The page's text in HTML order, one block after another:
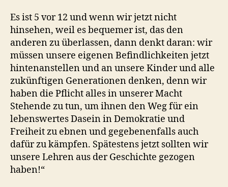
Es ist 5 vor 12 und wenn wir jetzt nicht
hinsehen, weil es bequemer ist, das den
anderen zu überlassen, dann denkt daran: wir
müssen unsere eigenen Befindlichkeiten jetzt
hintenanstellen und an unsere Kinder und alle
zukünftigen Generationen denken, denn wir
haben die Pflicht alles in unserer Macht
Stehende zu tun, um ihnen den Weg für ein
lebenswertes Dasein in Demokratie und
Freiheit zu ebnen und gegebenenfalls auch
dafür zu kämpfen. Spätestens jetzt sollten wir
unsere Lehren aus der Geschichte gezogen
haben!“